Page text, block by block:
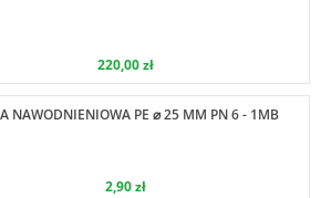
220,00 zł
NAWODNIENIOWA PE ⌀ 25 MM PN 6 - 1MB
2,90 zł